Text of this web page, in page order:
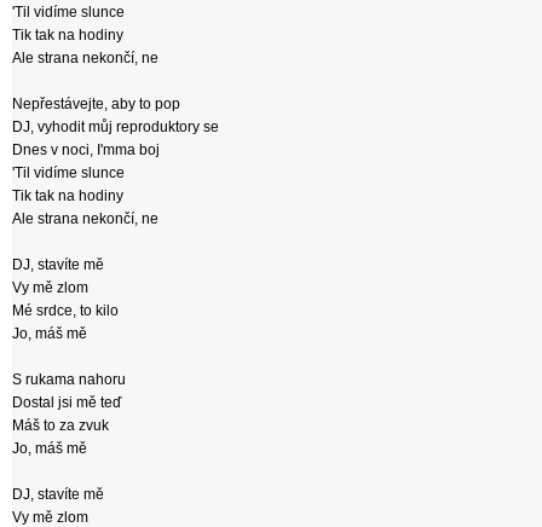
'Til vidíme slunce
Tik tak na hodiny
Ale strana nekončí, ne
Nepřestávejte, aby to pop
DJ, vyhodit můj reproduktory se
Dnes v noci, I'mma boj
'Til vidíme slunce
Tik tak na hodiny
Ale strana nekončí, ne
DJ, stavíte mě
Vy mě zlom
Mé srdce, to kilo
Jo, máš mě
S rukama nahoru
Dostal jsi mě teď
Máš to za zvuk
Jo, máš mě
DJ, stavíte mě
Vy mě zlom